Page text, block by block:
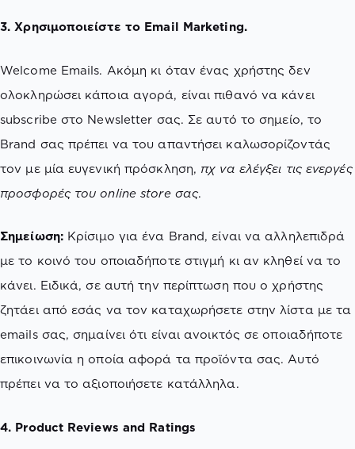
3. Χρησιμοποιείστε το Email Marketing.
Welcome Emails. Ακόμη κι όταν ένας χρήστης δεν
ολοκληρώσει κάποια αγορά, είναι πιθανό να κάνει
subscribe στο Newsletter σας. Σε αυτό το σημείο, το
Brand σας πρέπει να του απαντήσει καλωσορίζοντάς
τον με μία ευγενική πρόσκληση, πχ να ελέγξει τις ενεργές
προσφορές του online store σας.
Σημείωση:Κρίσιμο για ένα Brand, είναι να αλληλεπιδρά
με το κοινό του οποιαδήποτε στιγμή κι αν κληθεί να το
κάνει. Ειδικά, σε αυτή την περίπτωση που ο χρήστης
ζητάει από εσάς να τον καταχωρήσετε στην λίστα με τα
emails σας, σημαίνει ότι είναι ανοικτός σε οποιαδήποτε
επικοινωνία η οποία αφορά τα προϊόντα σας. Αυτό
πρέπει να το αξιοποιήσετε κατάλληλα.
4. Product Reviews and Ratings